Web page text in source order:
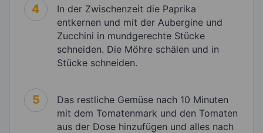
4
In der Zwischenzeit die Paprika
entkernen und mit der Aubergine und
Zucchini in mundgerechte Stücke
schneiden. Die Möhre schälen und in
Stücke schneiden.
5
Das restliche Gemüse nach 10 Minuten
mit dem Tomatenmark und den Tomaten
aus der Dose hinzufügen und alles nach